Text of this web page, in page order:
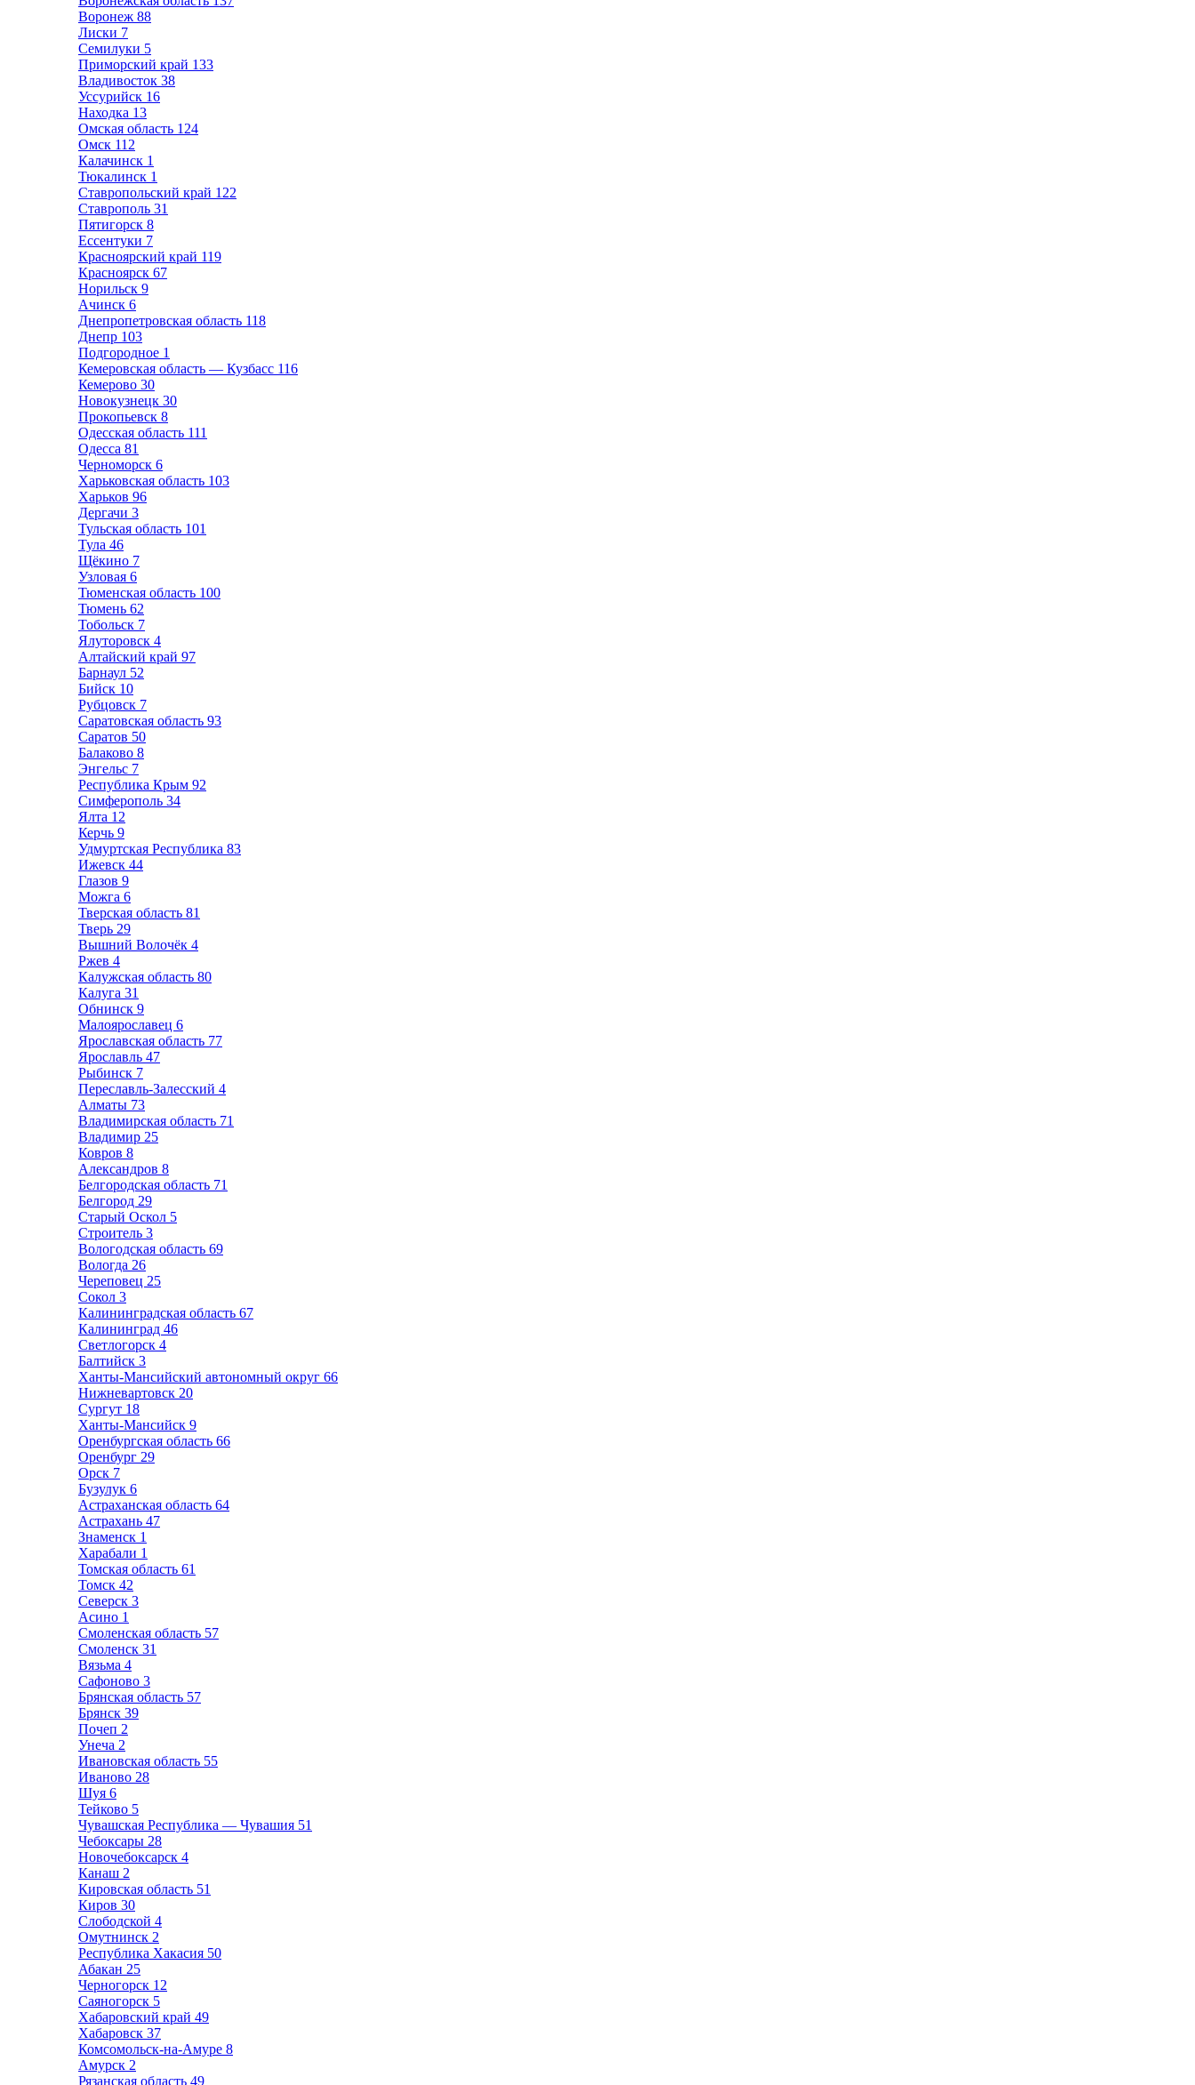
Воронеж 88
Лиски 7
Семилуки 5
Приморский край 133
Владивосток 38
Уссурийск 16
Находка 13
Омская область 124
Омск 112
Калачинск 1
Тюкалинск 1
Ставропольский край 122
Ставрополь 31
Пятигорск 8
Ессентуки 7
Красноярский край 119
Красноярск 67
Норильск 9
Ачинск 6
Днепропетровская область 118
Днепр 103
Подгородное 1
Кемеровская область — Кузбасс 116
Кемерово 30
Новокузнецк 30
Прокопьевск 8
Одесская область 111
Одесса 81
Черноморск 6
Харьковская область 103
Харьков 96
Дергачи 3
Тульская область 101
Тула 46
Щёкино 7
Узловая 6
Тюменская область 100
Тюмень 62
Тобольск 7
Ялуторовск 4
Алтайский край 97
Барнаул 52
Бийск 10
Рубцовск 7
Саратовская область 93
Саратов 50
Балаково 8
Энгельс 7
Республика Крым 92
Симферополь 34
Ялта 12
Керчь 9
Удмуртская Республика 83
Ижевск 44
Глазов 9
Можга 6
Тверская область 81
Тверь 29
Вышний Волочёк 4
Ржев 4
Калужская область 80
Калуга 31
Обнинск 9
Малоярославец 6
Ярославская область 77
Ярославль 47
Рыбинск 7
Переславль-Залесский 4
Алматы 73
Владимирская область 71
Владимир 25
Ковров 8
Александров 8
Белгородская область 71
Белгород 29
Старый Оскол 5
Строитель 3
Вологодская область 69
Вологда 26
Череповец 25
Сокол 3
Калининградская область 67
Калининград 46
Светлогорск 4
Балтийск 3
Ханты-Мансийский автономный округ 66
Нижневартовск 20
Сургут 18
Ханты-Мансийск 9
Оренбургская область 66
Оренбург 29
Орск 7
Бузулук 6
Астраханская область 64
Астрахань 47
Знаменск 1
Харабали 1
Томская область 61
Томск 42
Северск 3
Асино 1
Смоленская область 57
Смоленск 31
Вязьма 4
Сафоново 3
Брянская область 57
Брянск 39
Почеп 2
Унеча 2
Ивановская область 55
Иваново 28
Шуя 6
Тейково 5
Чувашская Республика — Чувашия 51
Чебоксары 28
Новочебоксарск 4
Канаш 2
Кировская область 51
Киров 30
Слободской 4
Омутнинск 2
Республика Хакасия 50
Абакан 25
Черногорск 12
Саяногорск 5
Хабаровский край 49
Хабаровск 37
Комсомольск-на-Амуре 8
Амурск 2
Рязанская область 49